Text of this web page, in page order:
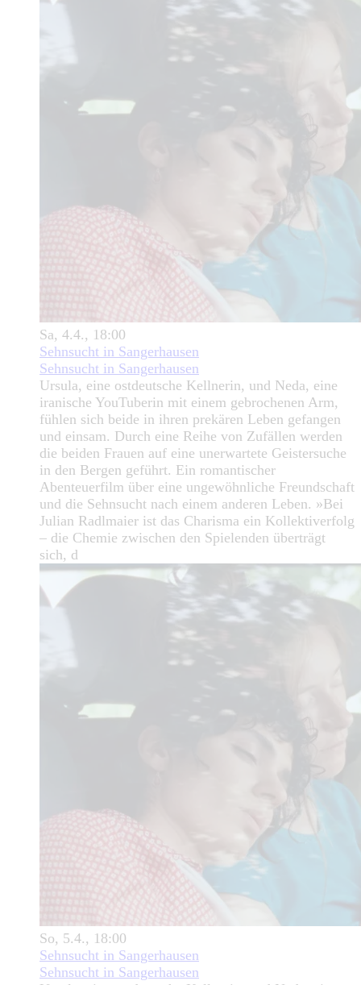
Sa, 4.4., 18:00
Sehnsucht in Sangerhausen
Sehnsucht in Sangerhausen
Ursula, eine ostdeutsche Kellnerin, und Neda, eine
iranische YouTuberin mit einem gebrochenen Arm,
fühlen sich beide in ihren prekären Leben gefangen
und einsam. Durch eine Reihe von Zufällen werden
die beiden Frauen auf eine unerwartete Geistersuche
in den Bergen geführt. Ein romantischer
Abenteuerfilm über eine ungewöhnliche Freundschaft
und die Sehnsucht nach einem anderen Leben. »Bei
Julian Radlmaier ist das Charisma ein Kollektiverfolg
– die Chemie zwischen den Spielenden überträgt
sich, d
So, 5.4., 18:00
Sehnsucht in Sangerhausen
Sehnsucht in Sangerhausen